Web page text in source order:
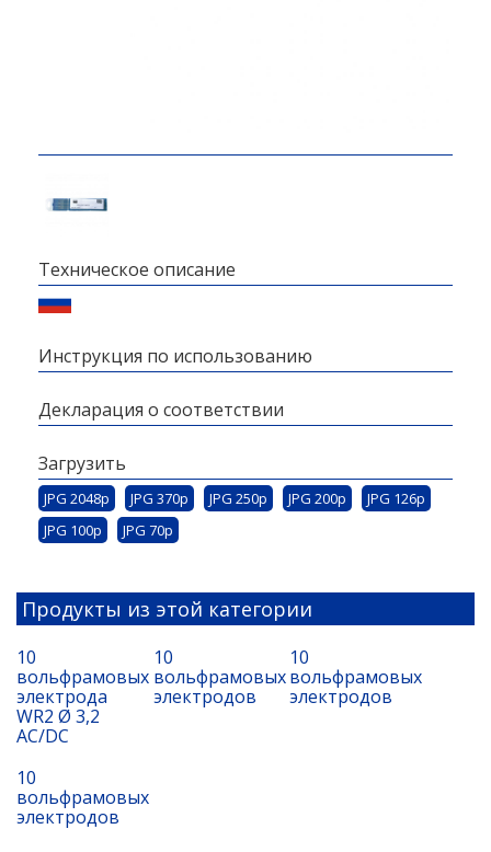
Техническое описание
Инструкция по использованию
Декларация о соответствии
Загрузить
JPG 2048p JPG 370p JPG 250p JPG 200p
JPG 126p
JPG 100p
JPG 70p
Продукты из этой категории
10
вольфрамовых
электрода
WR2 Ø 3,2
AC/DC
10
вольфрамовых
электродов
10
вольфрамовых
электродов
10
вольфрамовых
электродов